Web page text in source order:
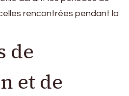
rencontrées pendant la
de
et de